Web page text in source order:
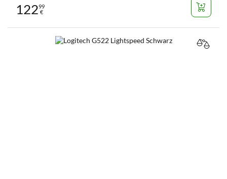
12299
€